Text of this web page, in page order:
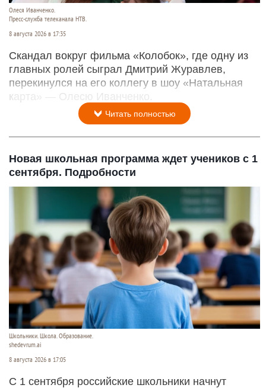
Олеся Иванченко.
Пресс-служба телеканала НТВ.
8 августа 2026 в 17:35
Скандал вокруг фильма «Колобок», где одну из
главных ролей сыграл Дмитрий Журавлев,
перекинулся на его коллегу в шоу «Натальная
карта» — Олесю Иванченко.
Читать полностью
Новая школьная программа ждет учеников с 1
сентября. Подробности
Школьники. Школа. Образование.
shedevrum.ai
8 августа 2026 в 17:05
С 1 сентября российские школьники начнут